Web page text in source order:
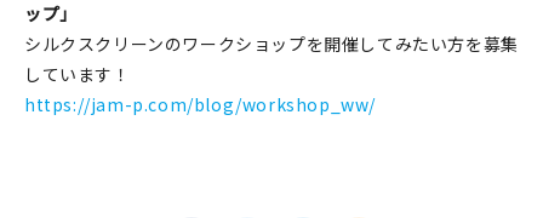
ップ」
シルクスクリーンのワークショップを開催してみたい方を募集
しています！
https://jam-p.com/blog/workshop_ww/